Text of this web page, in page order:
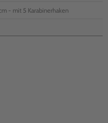
- mit 5 Karabinerhaken